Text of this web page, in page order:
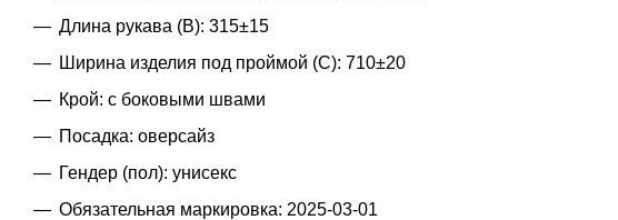
Длина рукава (B): 315±15
Ширина изделия под проймой (С): 710±20
Крой: с боковыми швами
Посадка: оверсайз
Гендер (пол): унисекс
Обязательная маркировка: 2025-03-01